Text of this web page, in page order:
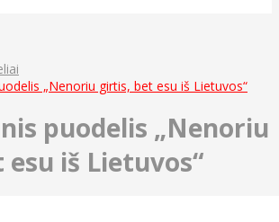
„Nenoriu girtis, bet esu iš Lietuvos“
puodelis „Nenoriu
iš Lietuvos“